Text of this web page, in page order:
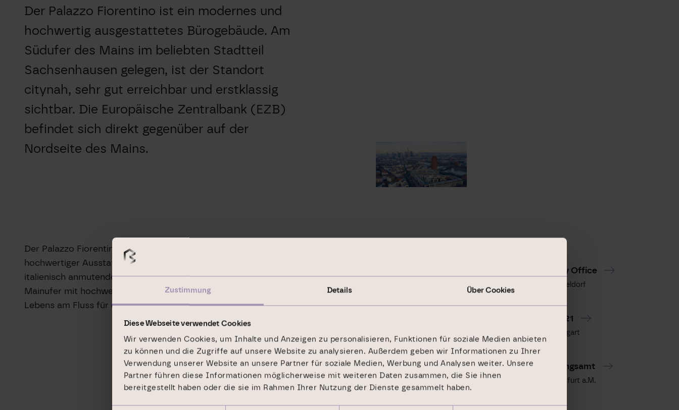
Zustimmung Details Über Cookies
Diese Webseite verwendet Cookies
Wir verwenden Cookies, um Inhalte und Anzeigen zu personalisieren, Funktionen für soziale Medien anbieten
zu können und die Zugriffe auf unsere Website zu analysieren. Außerdem geben wir Informationen zu Ihrer
Verwendung unserer Website an unsere Partner für soziale Medien, Werbung und Analysen weiter. Unsere
Partner führen diese Informationen möglicherweise mit weiteren Daten zusammen, die Sie ihnen
bereitgestellt haben oder die sie im Rahmen Ihrer Nutzung der Dienste gesammelt haben.
Der Palazzo Fiorentino ist ein modernes und
hochwertig ausgestattetes Bürogebäude. Am
Südufer des Mains im beliebten Stadtteil
Sachsenhausen gelegen, ist der Standort
citynah, sehr gut erreichbar und erstklassig
sichtbar. Die Europäische Zentralbank (EZB)
befindet sich direkt gegenüber auf der
Nordseite des Mains.
Der Palazzo Fiorentino verfügt über ca. 10.900 qm flexible und moderne Mietflächen mit
hochwertiger Ausstattung. Er ist vollständig an das Bankhaus Metzler vermietet. Mit seinem
italienisch anmutenden Erscheinungsbild ist er ein sehr schönes Beispiel, wie Frankfurt sein
Mainufer mit hochwertiger Architektur erschließt und die vielfältigen positiven Aspekte des
Lebens am Fluss für die Menschen nutzbar macht.
Infinity Office
Düsseldorf
LOOK 21
Stuttgart
Ordnungsamt
Frankfurt a.M.